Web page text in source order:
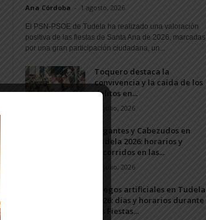
Ana Córdoba - 1 agosto, 2026
El PSN-PSOE de Tudela ha realizado una valoración
positiva de las fiestas de Santa Ana de 2026, marcadas
por una gran participación ciudadana, un...
Toquero destaca la
convivencia y la caída de los
delitos en...
31 julio, 2026
Gigantes y Cabezudos en
Tudela 2026: horarios y
recorridos en las...
25 julio, 2026
Fuegos artificiales en Tudela
2026: días y horarios durante
las Fiestas...